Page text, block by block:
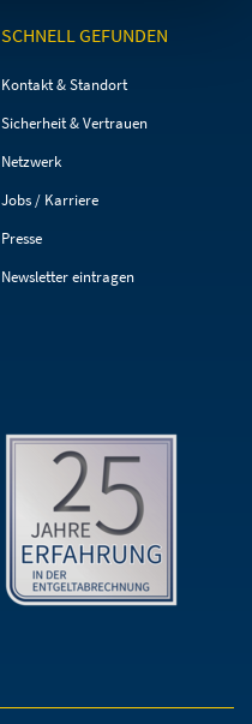
SCHNELL GEFUNDEN
Navigation
Kontakt & Standort
Sicherheit & Vertrauen
Netzwerk
Jobs / Karriere
Presse
Newsletter eintragen